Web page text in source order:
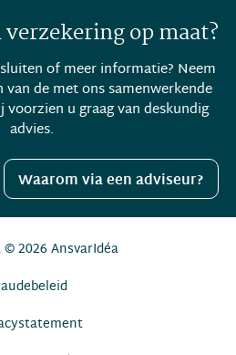
op maat?
of meer informatie? Neem
de met ons samenwerkende
voorzien u graag van deskundig
advies.
Waarom via een adviseur?
2026 AnsvarIdéa